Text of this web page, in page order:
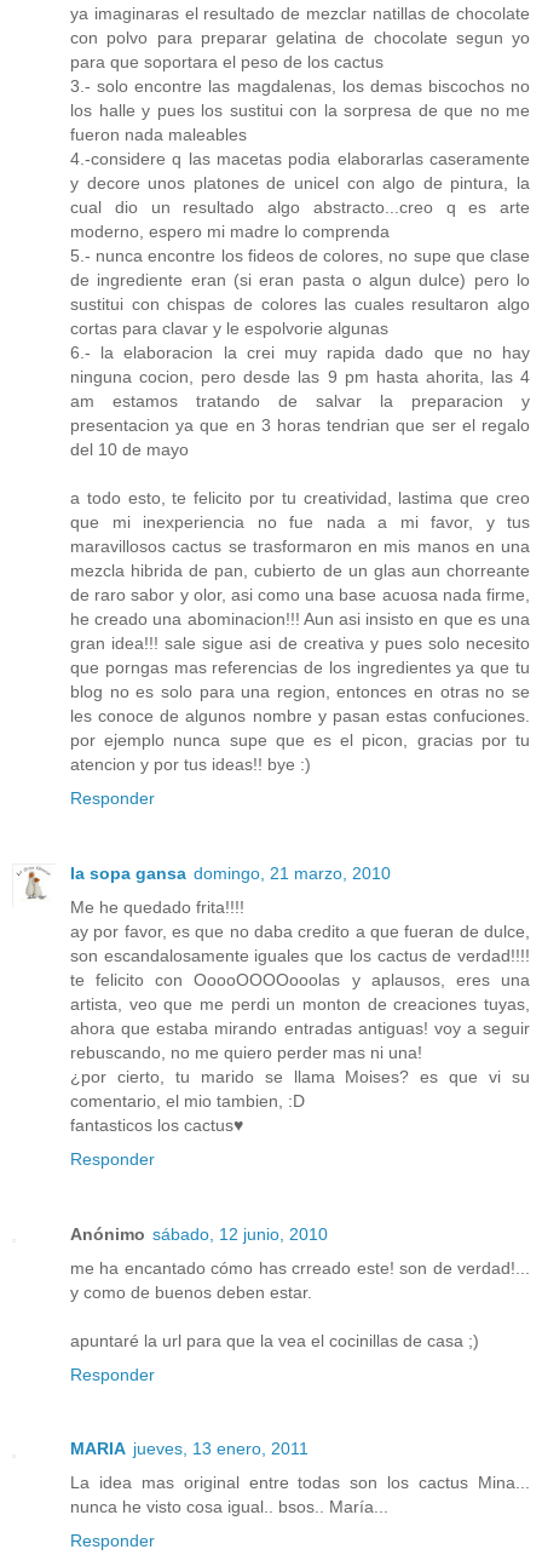
ya imaginaras el resultado de mezclar natillas de chocolate
con polvo para preparar gelatina de chocolate segun yo
para que soportara el peso de los cactus
3.- solo encontre las magdalenas, los demas biscochos no
los halle y pues los sustitui con la sorpresa de que no me
fueron nada maleables
4.-considere q las macetas podia elaborarlas caseramente
y decore unos platones de unicel con algo de pintura, la
cual dio un resultado algo abstracto...creo q es arte
moderno, espero mi madre lo comprenda
5.- nunca encontre los fideos de colores, no supe que clase
de ingrediente eran (si eran pasta o algun dulce) pero lo
sustitui con chispas de colores las cuales resultaron algo
cortas para clavar y le espolvorie algunas
6.- la elaboracion la crei muy rapida dado que no hay
ninguna cocion, pero desde las 9 pm hasta ahorita, las 4
am estamos tratando de salvar la preparacion y
presentacion ya que en 3 horas tendrian que ser el regalo
del 10 de mayo
a todo esto, te felicito por tu creatividad, lastima que creo
que mi inexperiencia no fue nada a mi favor, y tus
maravillosos cactus se trasformaron en mis manos en una
mezcla hibrida de pan, cubierto de un glas aun chorreante
de raro sabor y olor, asi como una base acuosa nada firme,
he creado una abominacion!!! Aun asi insisto en que es una
gran idea!!! sale sigue asi de creativa y pues solo necesito
que porngas mas referencias de los ingredientes ya que tu
blog no es solo para una region, entonces en otras no se
les conoce de algunos nombre y pasan estas confuciones.
por ejemplo nunca supe que es el picon, gracias por tu
atencion y por tus ideas!! bye :)
Responder
la sopa gansa domingo, 21 marzo, 2010
Me he quedado frita!!!!
ay por favor, es que no daba credito a que fueran de dulce,
son escandalosamente iguales que los cactus de verdad!!!!
te felicito con OoooOOOOooolas y aplausos, eres una
artista, veo que me perdi un monton de creaciones tuyas,
ahora que estaba mirando entradas antiguas! voy a seguir
rebuscando, no me quiero perder mas ni una!
¿por cierto, tu marido se llama Moises? es que vi su
comentario, el mio tambien, :D
fantasticos los cactus♥
Responder
Anónimo sábado, 12 junio, 2010
me ha encantado cómo has crreado este! son de verdad!...
y como de buenos deben estar.
apuntaré la url para que la vea el cocinillas de casa ;)
Responder
MARIA jueves, 13 enero, 2011
La idea mas original entre todas son los cactus Mina...
nunca he visto cosa igual.. bsos.. María...
Responder